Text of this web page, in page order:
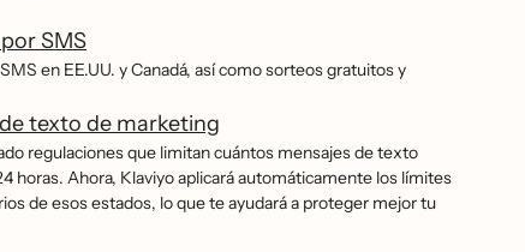
SMS
en EE.UU. y Canadá, así como sorteos gratuitos y
texto de marketing
regulaciones que limitan cuántos mensajes de texto
horas. Ahora, Klaviyo aplicará automáticamente los límites
de esos estados, lo que te ayudará a proteger mejor tu